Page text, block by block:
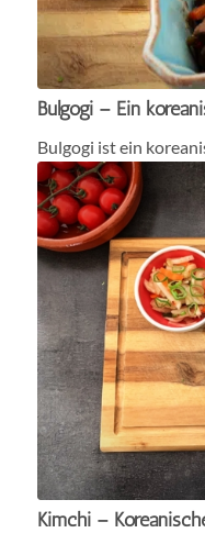
Bulgogi – Ein
Bulgogi ist ein
Kimchi –